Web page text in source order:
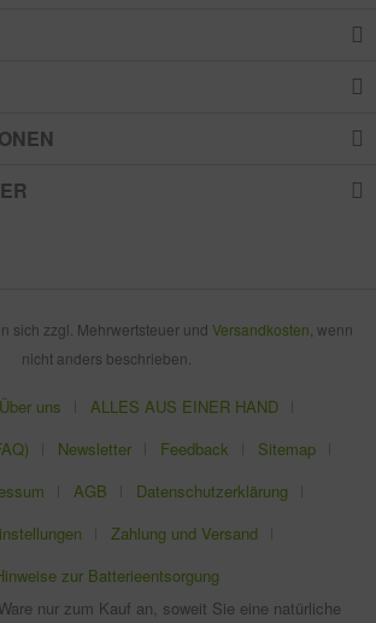
sich zzgl. Mehrwertsteuer und Versandkosten , wenn
nicht anders beschrieben.
Über uns
ALLES AUS EINER HAND
Newsletter Feedback
Sitemap
AGB
Datenschutzerklärung
Zahlung und Versand
zur Batterieentsorgung
nur zum Kauf an, soweit Sie eine natürliche